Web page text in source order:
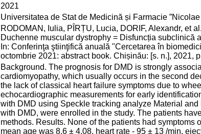
2021
Universitatea de Stat de Medicină și Farmacie
RODOMAN, Iulia, PÎRȚU, Lucia, DORIF, Alexandr, et
Duchenne muscular dystrophy = Disfuncția
In: Conferinţa ştiinţifică anuală "Cercetarea în
octombrie 2021: abstract book. Chișinău: [s. n.], 2021,
Background. The prognosis for DMD is strongly
cardiomyopathy, which usually occurs in the second
the lack of classical heart failure symptoms due to
echocardiographic measurements for early
with DMD using Speckle tracking analyze Material
with DMD, were enrolled in the study. The patients
methods. Results. None of the patients had
mean age was 8.6 ± 4.08, heart rate - 95 ± 13 /min,